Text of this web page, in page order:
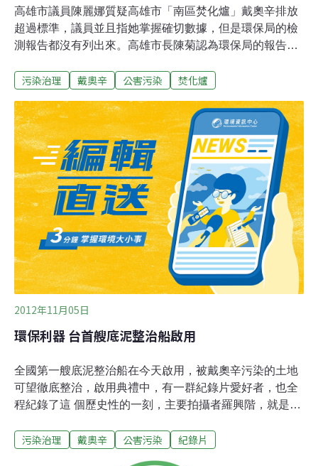
高雄市議員陳麗娜質疑高雄市「南區焚化爐」戴奧辛排放
超過標準，議員並且指她掌握確切數據，但是環保局的檢
測報告都沒有列出來。高雄市長陳菊認為環保局的報告應
市一共有4座垃圾焚化爐，一年做4次戴奧辛排放檢測，高
在小港的「南區焚化爐」數據有問題，從100年第四季以
來，只有101年第二季的檢測顯示四號爐通過檢驗，其他
都因為袋濾式集塵器異常、廢棄物性質異常、啟爐不到1
個月等原因，標明檢驗結果不具代表性，沒有列出數據。
陳麗娜議員表示，她掌握確切數據，知道南區焚化爐的戴
奧辛排放超過標準。高市環保局代理局長陳琳樺急著解
釋，並指議員的說法會造成民眾恐慌，但議員不願讓她說
明。高雄市長陳菊認為環保局的數據應該不會作假，陳菊
同意重新檢測，有問題就停爐檢修。陳麗娜議員表示，根
據國際期刊報導，焚化爐停爐之後啟爐，釋放的戴奧
污染治理 戴奧辛 公害污染 焚化爐
2012年11月05日
環保利器 台首艘底泥整治船啟用
全國第一艘底泥整治船在今天啟用，被戴奧辛污染的土地
可望徹底整治，啟用典禮中，有一群紀錄片愛好者，也全
程紀錄了這 個歷史性的一刻，主要拍攝者羅興階，就是去
萬大獎的導演，而為了紀錄中化石污染，他已經花了7年
污染治理 戴奧辛 公害污染 紀錄片